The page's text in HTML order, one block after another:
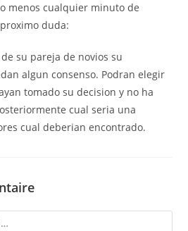
menos cualquier minuto de
duda:
su pareja de novios su
algun consenso. Podran elegir
tomado su decision y no ha
cual seri­a una
cual deberian encontrado.